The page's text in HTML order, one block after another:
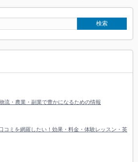
流・農業・副業で豊かになるための情報
コミを網羅したい！効果・料金・体験レッスン・英